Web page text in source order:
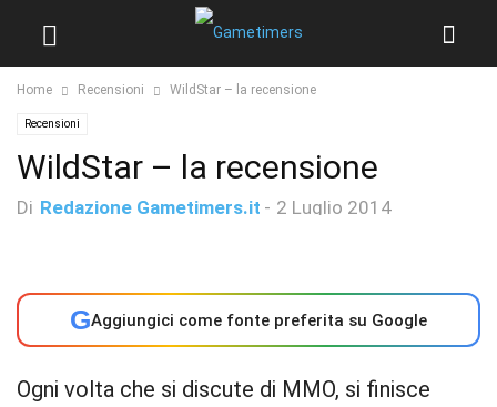
Home Recensioni WildStar – la recensione
Recensioni
WildStar – la recensione
Di Redazione Gametimers.it - 2 Luglio 2014
GAggiungici come fonte preferita su Google
Ogni volta che si discute di MMO, si finisce